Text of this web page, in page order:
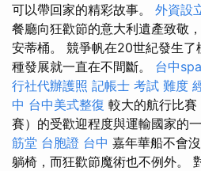
可以帶回家的精彩故事。 外資設
餐廳向狂歡節的意大利遺產致敬
安蒂桶。 競爭帆在20世紀發生了
種發展就一直在不間斷。 台中spa
行社代辦護照 記帳士 考試 難度
中 台中美式整復 較大的航行比
賽）的受歡迎程度與運輸國家的
筋堂 台胞證 台中 嘉年華船不會
躺椅，而狂歡節魔術也不例外。